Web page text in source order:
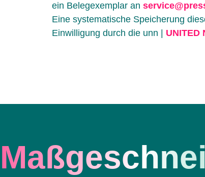
ein Belegexemplar an
Eine systematische Speicherung
Einwilligung durch die unn | UNITED